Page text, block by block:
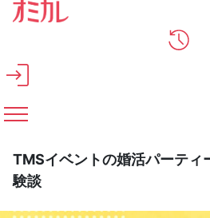
メインコンテンツへスキップ
TMSイベントの婚活パーティ
験談